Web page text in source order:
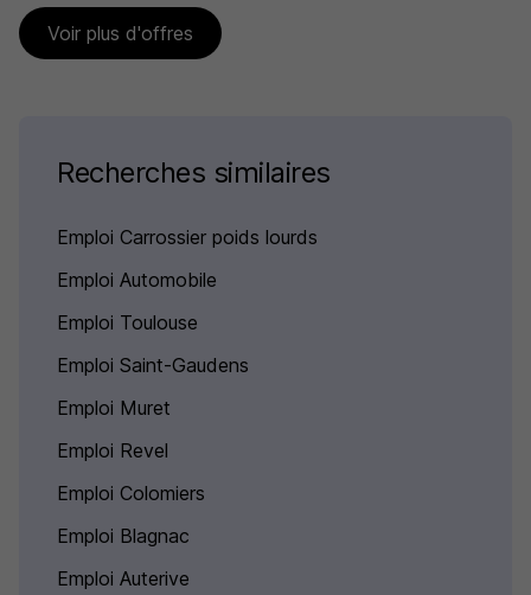
Voir plus d'offres
Recherches similaires
Emploi Carrossier poids lourds
Emploi Automobile
Emploi Toulouse
Emploi Saint-Gaudens
Emploi Muret
Emploi Revel
Emploi Colomiers
Emploi Blagnac
Emploi Auterive